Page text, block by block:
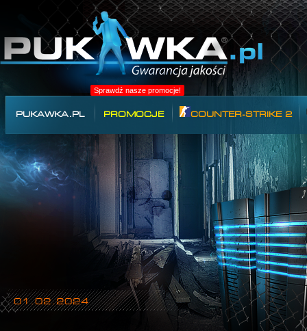
Sprawdź nasze promocje!
PUKAWKA.PL PROMOCJE COUNTER-STRIKE 2
01.02.2024